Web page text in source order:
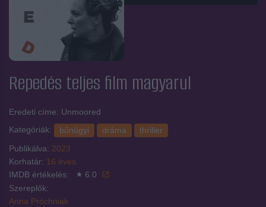
Repedés teljes film magyarul
Eredeti címe: Unmoored
Kategóriák:
bűnügyi dráma
thriller
Publikálva: 2023
Korhatár: 16 éves
IMDB értékelés:
6.0
Szereplők:
Anna Próchniak